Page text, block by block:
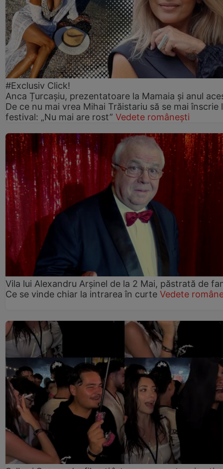
#Exclusiv Click!
Anca Țurcașiu, prezentatoare la Mamaia și anul
De ce nu mai vrea Mihai Trăistariu să se mai înscrie
festival: „Nu mai are rost” Vedete românești
Vila lui Alexandru Arșinel de la 2 Mai, păstrată de
Ce se vinde chiar la intrarea în curte Vedete